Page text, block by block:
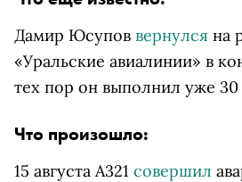
Дамир Юсупов вернулся на
«Уральские авиалинии» в
тех пор он выполнил уже 30
Что произошло:
15 августа A321 совершил